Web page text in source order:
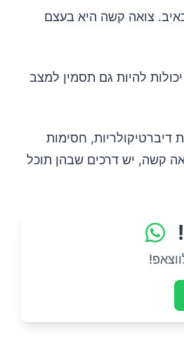
צואה קשה היא בעצם
להיות גם תסמין למצב
דיברטיקולריות, חסימות
קשה, יש דרכים שבהן תוכל